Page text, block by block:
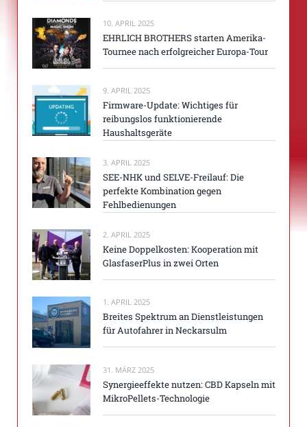
10. APRIL 2025
EHRLICH BROTHERS starten Amerika-
Tournee nach erfolgreicher Europa-Tour
9. APRIL 2025
Firmware-Update: Wichtiges für
reibungslos funktionierende
Haushaltsgeräte
3. APRIL 2025
SEE-NHK und SELVE-Freilauf: Die
perfekte Kombination gegen
Fehlbedienungen
2. APRIL 2025
Keine Doppelkosten: Kooperation mit
GlasfaserPlus in zwei Orten
1. APRIL 2025
Breites Spektrum an Dienstleistungen
für Autofahrer in Neckarsulm
31. MÄRZ 2025
Synergieeffekte nutzen: CBD Kapseln mit
MikroPellets-Technologie